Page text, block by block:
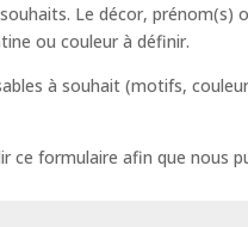
Le décor,
ou couleur à définir.
à souhait (motifs,
ce formulaire afin que nous